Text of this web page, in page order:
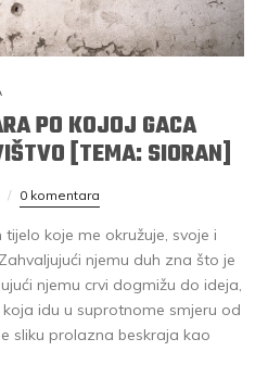
PO KOJOJ GACA
[TEMA: SIORAN]
0 komentara
koje me okružuje, svoje i
njemu duh zna što je
njemu crvi dogmižu do ideja,
idu u suprotnome smjeru od
sliku prolazna beskraja kao